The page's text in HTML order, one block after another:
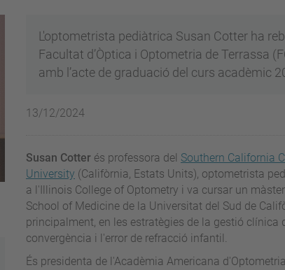
L'optometrista pediàtrica Susan Cotter ha
Facultat d’Òptica i Optometria de Terrassa
amb l’acte de graduació del curs acadèmic
13/12/2024
Susan Cotter és professora del Southern California
University (Califòrnia, Estats Units), optometrista
a l'Illinois College of Optometry i va cursar un
School of Medicine de la Universitat del Sud de
principalment, en les estratègies de la gestió
convergència i l'error de refracció infantil.
És presidenta de l'Acadèmia Americana